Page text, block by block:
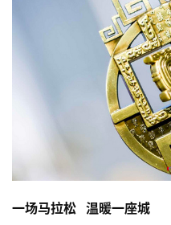
一场马拉松   温暖一座城